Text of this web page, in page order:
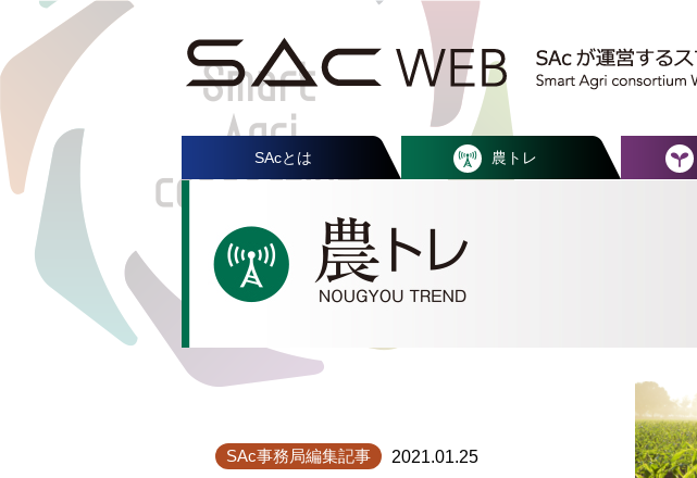
SAcとは 農トレ
SAc事務局編集記事 2021.01.25